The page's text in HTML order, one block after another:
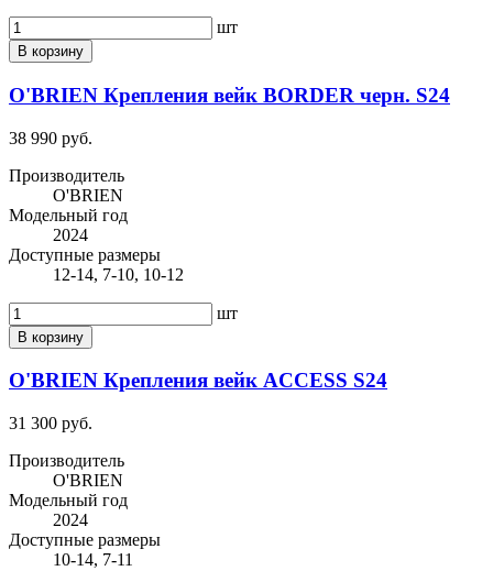
шт
В корзину
O'BRIEN Крепления вейк BORDER черн. S24
38 990 руб.
Производитель
O'BRIEN
Модельный год
2024
Доступные размеры
12-14, 7-10, 10-12
шт
В корзину
O'BRIEN Крепления вейк ACCESS S24
31 300 руб.
Производитель
O'BRIEN
Модельный год
2024
Доступные размеры
10-14, 7-11